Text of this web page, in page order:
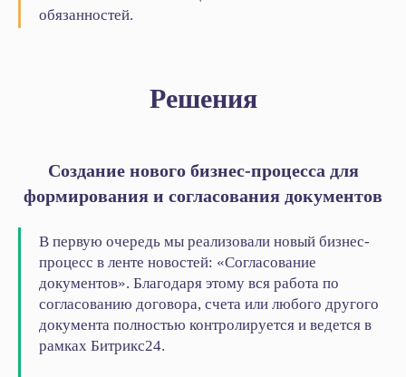
обязанностей.
Решения
Создание нового бизнес-процесса для
формирования и согласования документов
В первую очередь мы реализовали новый бизнес-
процесс в ленте новостей: «Согласование
документов». Благодаря этому вся работа по
согласованию договора, счета или любого другого
документа полностью контролируется и ведется в
рамках Битрикс24.